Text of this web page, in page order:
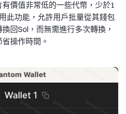
價值非常低的一些代幣，少於1
此功能，允許用戶批量從其錢包
回Sol，而無需進行多次轉換，
操作時間。